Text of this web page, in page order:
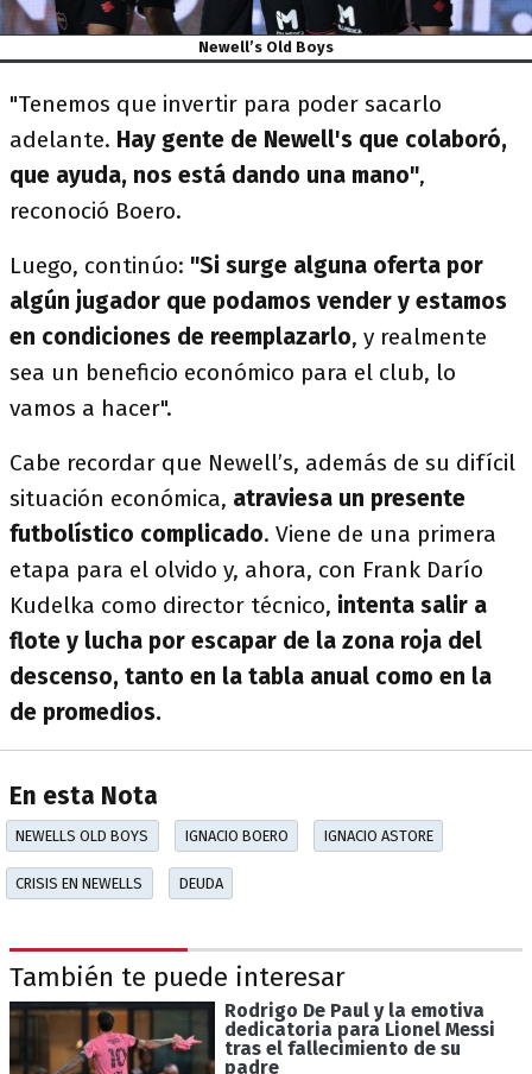
Newell’s Old Boys
"Tenemos que invertir para poder sacarlo
adelante. Hay gente de Newell's que colaboró,
que ayuda, nos está dando una mano",
reconoció Boero.
Luego, continúo: "Si surge alguna oferta por
algún jugador que podamos vender y estamos
en condiciones de reemplazarlo, y realmente
sea un beneficio económico para el club, lo
vamos a hacer".
Cabe recordar que Newell’s, además de su difícil
situación económica, atraviesa un presente
futbolístico complicado. Viene de una primera
etapa para el olvido y, ahora, con Frank Darío
Kudelka como director técnico, intenta salir a
flote y lucha por escapar de la zona roja del
descenso, tanto en la tabla anual como en la
de promedios.
En esta Nota
NEWELLS OLD BOYS IGNACIO BOERO IGNACIO ASTORE
CRISIS EN NEWELLS DEUDA
También te puede interesar
Rodrigo De Paul y la emotiva
dedicatoria para Lionel Messi
tras el fallecimiento de su
padre